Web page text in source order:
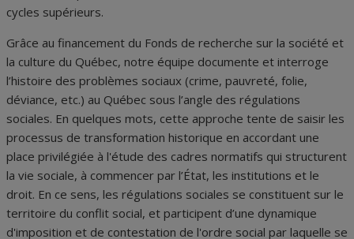
cycles supérieurs.
Grâce au financement du Fonds de recherche sur la société et
la culture du Québec, notre équipe documente et interroge
l’histoire des problèmes sociaux (crime, pauvreté, folie,
déviance, etc.) au Québec sous l’angle des régulations
sociales. En quelques mots, cette approche tente de saisir les
processus de transformation historique en accordant une
place privilégiée à l'étude des cadres normatifs qui structurent
la vie sociale, à commencer par l’État, les institutions et le
droit. En ce sens, les régulations sociales se constituent sur le
territoire du conflit social, et participent d’une dynamique
d'imposition et de contestation de l'ordre social par laquelle se